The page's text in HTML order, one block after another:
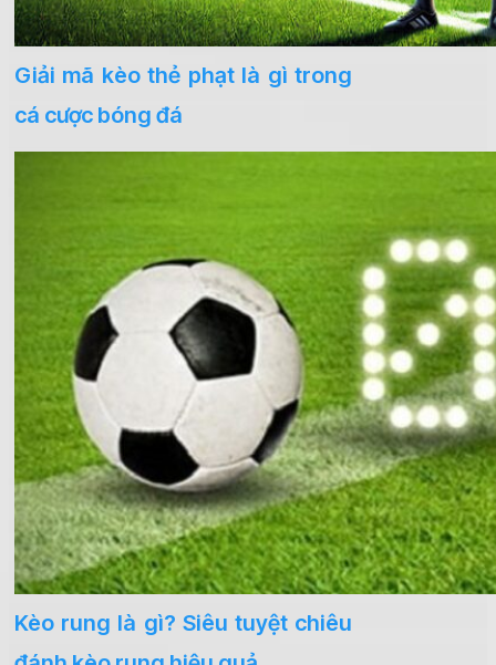
Giải mã kèo thẻ phạt là gì trong
cá cược bóng đá
Kèo rung là gì? Siêu tuyệt chiêu